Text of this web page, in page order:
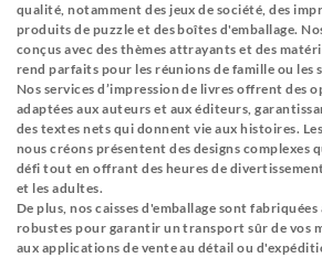
qualité, notamment des jeux de société, des
produits de puzzle et des boîtes d'emballage.
conçus avec des thèmes attrayants et des
rend parfaits pour les réunions de famille ou les
Nos services d’impression de livres offrent des
adaptées aux auteurs et aux éditeurs,
des textes nets qui donnent vie aux histoires.
nous créons présentent des designs complexes
défi tout en offrant des heures de
et les adultes.
De plus, nos caisses d'emballage sont
robustes pour garantir un transport sûr de vos
aux applications de vente au détail ou